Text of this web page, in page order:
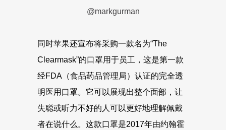
@markgurman
同时苹果还宣布将采购一款名为“The
Clearmask”的口罩用于员工，这是第一款
经FDA（食品药品管理局）认证的完全透
明医用口罩。它可以展现出整个面部，让
失聪或听力不好的人可以更好地理解佩戴
者在说什么。这款口罩是2017年由约翰霍